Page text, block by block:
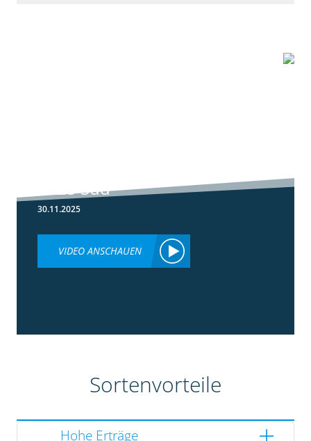
2025 Süd
30.11.2025
VIDEO ANSCHAUEN
Sortenvorteile
Hohe Erträge